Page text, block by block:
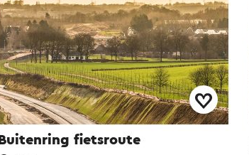
Buitenring fietsroute